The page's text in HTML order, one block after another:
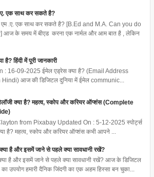
एक साथ कर सकते है?
एम .ए. एक साथ कर सकते है? [B.Ed and M.A. Can you do
आज के समय में बीएड करना एक नार्मल और आम बात है , लेकिन
है? हिंदी में पूरी जानकारी
: 16-09-2025 ईमेल एड्रेस क्या है? (Email Address
आज की डिजिटल दुनिया में ईमेल communic...
क्या है? महत्व, स्कोप और करियर ऑप्शंस (Complete
from Pixabay Updated On : 5-12-2025 स्पोर्ट्स
है? महत्व, स्कोप और करियर ऑप्शंस कभी आपने ...
है और इसमें जाने से पहले क्या सावधानी रखें?
है और इसमें जाने से पहले क्या सावधानी रखें? आज के डिजिटल
उपयोग हमारी दैनिक जिंदगी का एक अहम हिस्सा बन चुका...